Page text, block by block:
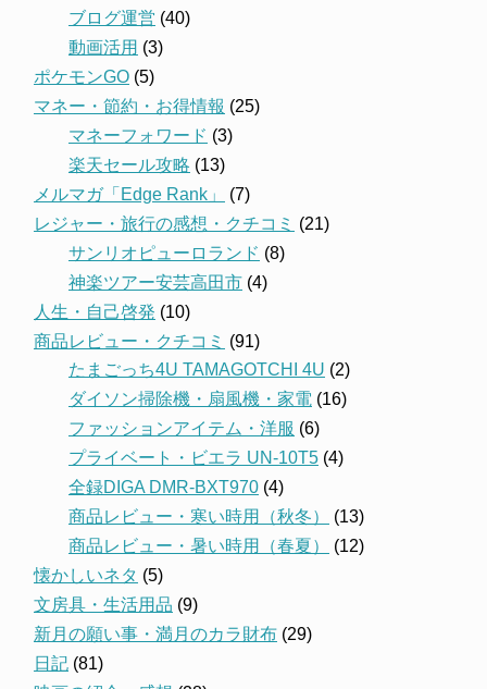
ブログ運営 (40)
動画活用 (3)
ポケモンGO (5)
マネー・節約・お得情報 (25)
マネーフォワード (3)
楽天セール攻略 (13)
メルマガ「Edge Rank」
(7)
レジャー・旅行の感想・クチコミ (21)
サンリオピューロランド (8)
神楽ツアー安芸高田市 (4)
人生・自己啓発 (10)
商品レビュー・クチコミ (91)
たまごっち4U TAMAGOTCHI 4U (2)
ダイソン掃除機・扇風機・家電 (16)
ファッションアイテム・洋服 (6)
プライベート・ビエラ UN-10T5 (4)
全録DIGA DMR-BXT970 (4)
商品レビュー・寒い時用（秋冬）
(13)
商品レビュー・暑い時用（春夏）
(12)
懐かしいネタ (5)
文房具・生活用品 (9)
新月の願い事・満月のカラ財布 (29)
日記 (81)